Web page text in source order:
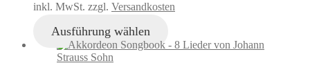
inkl. MwSt. zzgl. Versandkosten
Ausführung wählen